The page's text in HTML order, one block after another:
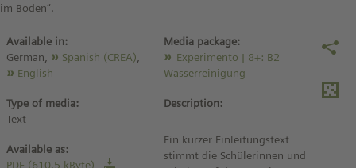
im Boden“.
Available in:
German,
Spanish (CREA)
English
Type of media:
Text
Available as:
PDF (610.5 kByte)
Media package:
Experimento | 8+: B2
Wasserreinigung
Description:
Ein kurzer Einleitungstext
stimmt die Schülerinnen und